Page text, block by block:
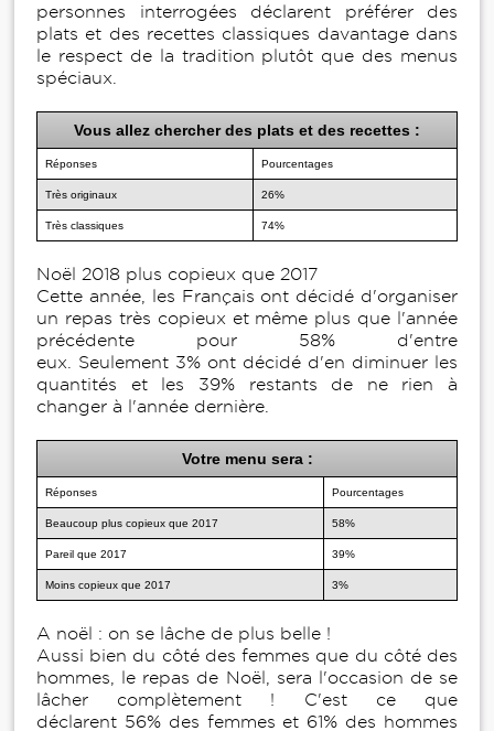
personnes interrogées déclarent préférer des
plats et des recettes classiques davantage dans
le respect de la tradition plutôt que des menus
spéciaux.
Vous allez chercher des plats et des recettes :
Réponses Pourcentages
Très originaux 26%
Très classiques 74%
Noël 2018 plus copieux que 2017
Cette année, les Français ont décidé d'organiser
un repas très copieux et même plus que l'année
précédente pour 58% d'entre
eux. Seulement 3% ont décidé d'en diminuer les
quantités et les 39% restants de ne rien à
changer à l'année dernière.
Votre menu sera :
Réponses Pourcentages
Beaucoup plus copieux que 2017 58%
Pareil que 2017 39%
Moins copieux que 2017 3%
A noël : on se lâche de plus belle !
Aussi bien du côté des femmes que du côté des
hommes, le repas de Noël, sera l'occasion de se
lâcher complètement ! C'est ce que
déclarent 56% des femmes et 61% des hommes